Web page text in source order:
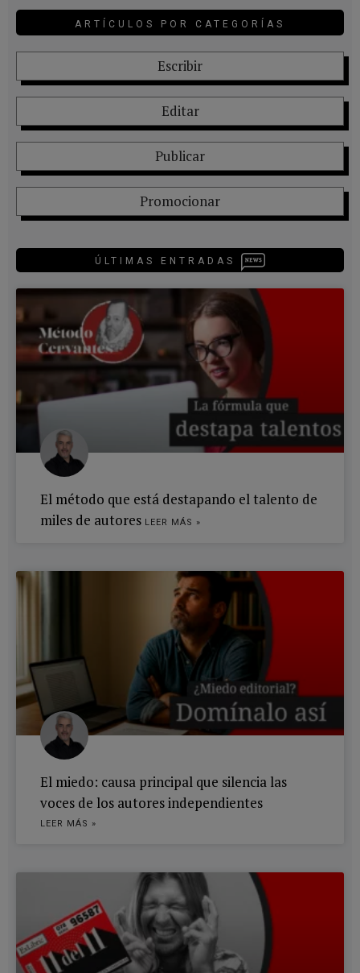
ARTÍCULOS POR CATEGORÍAS
Escribir
Editar
Publicar
Promocionar
ÚLTIMAS ENTRADAS
El método que está destapando el talento de
miles de autores LEER MÁS »
El miedo: causa principal que silencia las
voces de los autores independientes
LEER MÁS »